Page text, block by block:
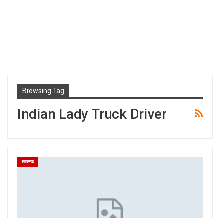
Browsing Tag
Indian Lady Truck Driver
लखनऊ